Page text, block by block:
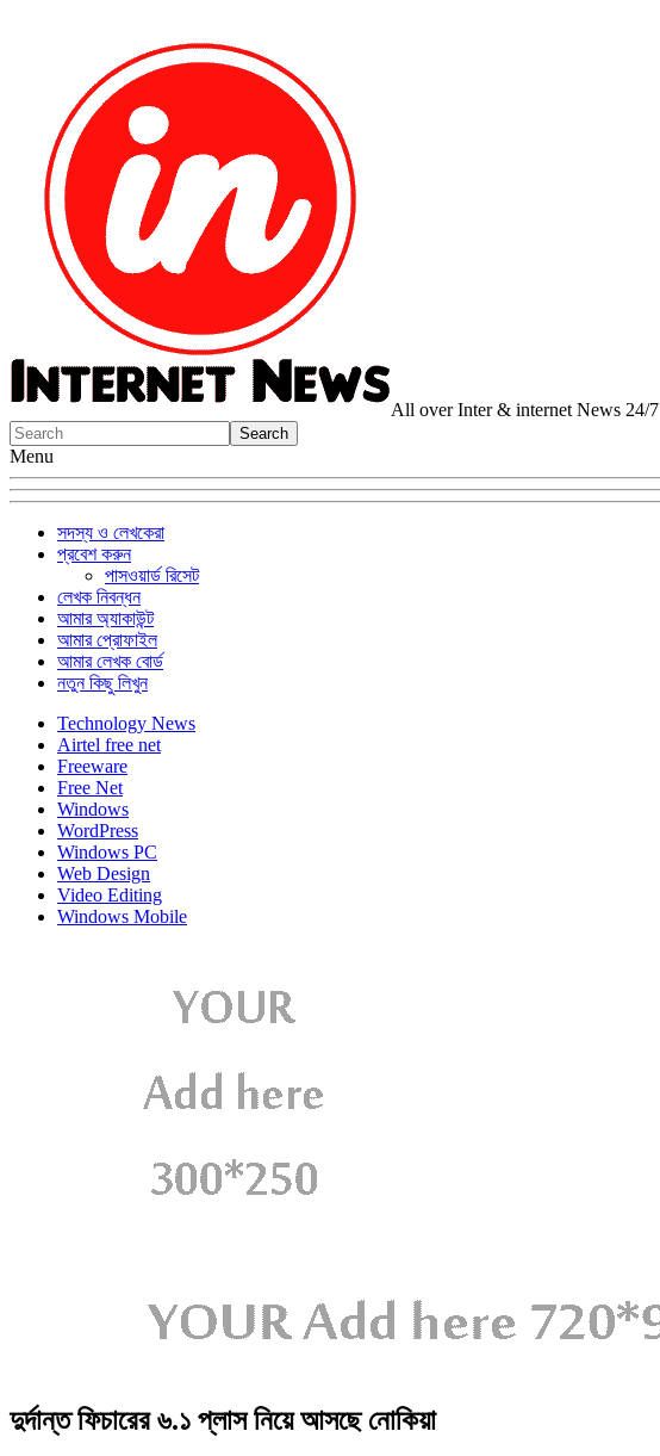
All over Inter & internet News 24/7
Menu
সদস্য ও লেখকেরা
প্রবেশ করুন
পাসওয়ার্ড রিসেট
লেখক নিবন্ধন
আমার অ্যাকাউন্ট
আমার প্রোফাইল
আমার লেখক বোর্ড
নতুন কিছু লিখুন
Technology News
Airtel free net
Freeware
Free Net
Windows
WordPress
Windows PC
Web Design
Video Editing
Windows Mobile
দুর্দান্ত ফিচারের ৬.১ প্লাস নিয়ে আসছে নোকিয়া